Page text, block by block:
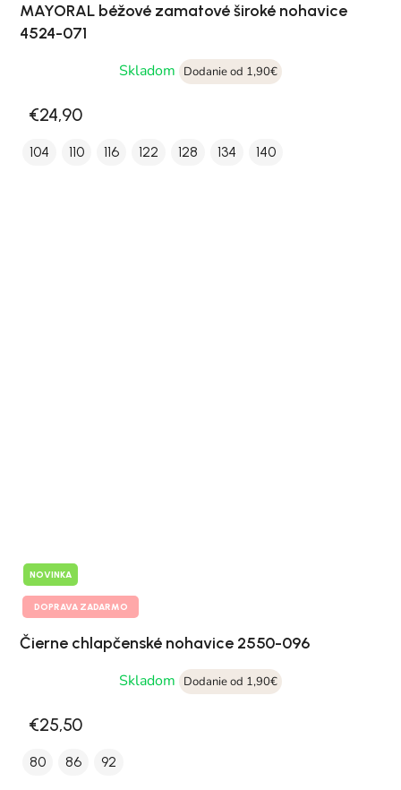
MAYORAL béžové zamatové široké nohavice
4524-071
Skladom
Dodanie od 1,90€
€24,90
104 110 116 122 128 134 140
NOVINKA
DOPRAVA ZADARMO
Čierne chlapčenské nohavice 2550-096
Skladom
Dodanie od 1,90€
€25,50
80 86 92